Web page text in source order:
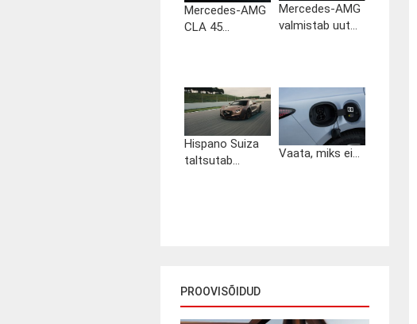
Mercedes-AMG
CLA 45...
Mercedes-AMG
valmistab uut...
Hispano Suiza
taltsutab...
Vaata, miks ei...
PROOVISÕIDUD